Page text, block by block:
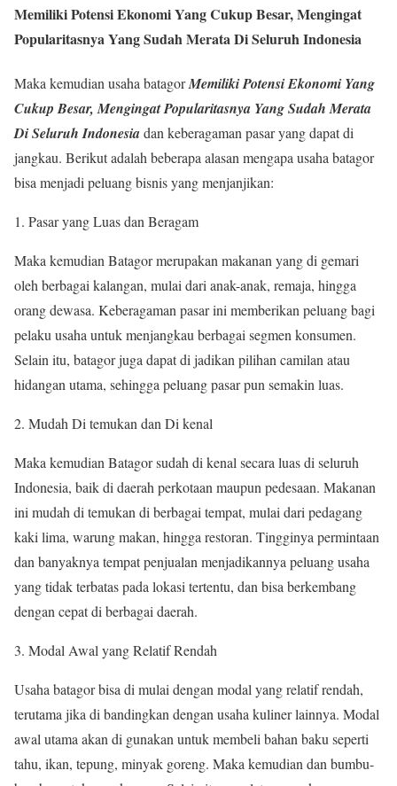
Memiliki Potensi Ekonomi Yang Cukup Besar, Mengingat
Popularitasnya Yang Sudah Merata Di Seluruh Indonesia
Maka kemudian usaha batagorMemiliki Potensi Ekonomi Yang
Cukup Besar, Mengingat Popularitasnya Yang Sudah Merata
Di Seluruh Indonesiadan keberagaman pasar yang dapat di
jangkau. Berikut adalah beberapa alasan mengapa usaha batagor
bisa menjadi peluang bisnis yang menjanjikan:
Pasar yang Luas dan Beragam
Maka kemudian Batagor merupakan makanan yang di gemari
oleh berbagai kalangan, mulai dari anak-anak, remaja, hingga
orang dewasa. Keberagaman pasar ini memberikan peluang bagi
pelaku usaha untuk menjangkau berbagai segmen konsumen.
Selain itu, batagor juga dapat di jadikan pilihan camilan atau
hidangan utama, sehingga peluang pasar pun semakin luas.
Mudah Di temukan dan Di kenal
Maka kemudian Batagor sudah di kenal secara luas di seluruh
Indonesia, baik di daerah perkotaan maupun pedesaan. Makanan
ini mudah di temukan di berbagai tempat, mulai dari pedagang
kaki lima, warung makan, hingga restoran. Tingginya permintaan
dan banyaknya tempat penjualan menjadikannya peluang usaha
yang tidak terbatas pada lokasi tertentu, dan bisa berkembang
dengan cepat di berbagai daerah.
Modal Awal yang Relatif Rendah
Usaha batagor bisa di mulai dengan modal yang relatif rendah,
terutama jika di bandingkan dengan usaha kuliner lainnya. Modal
awal utama akan di gunakan untuk membeli bahan baku seperti
tahu, ikan, tepung, minyak goreng. Maka kemudian dan bumbu-